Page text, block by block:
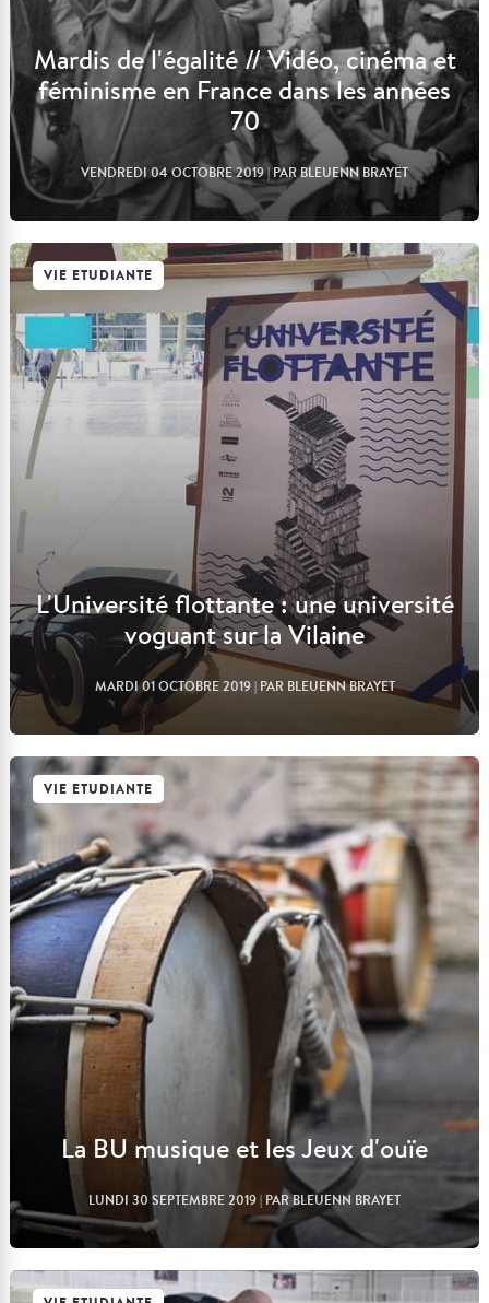
Mardis de l'égalité // Vidéo, cinéma et
féminisme en France dans les années
70
VENDREDI 04 OCTOBRE 2019| PAR BLEUENN BRAYET
Lire l'article
L'Université flottante : une université
voguant sur la Vilaine
MARDI 01 OCTOBRE 2019| PAR BLEUENN BRAYET
Lire l'article
VIE ETUDIANTE
La BU musique et les Jeux d'ouïe
LUNDI 30 SEPTEMBRE 2019| PAR BLEUENN BRAYET
VIE ETUDIANTE